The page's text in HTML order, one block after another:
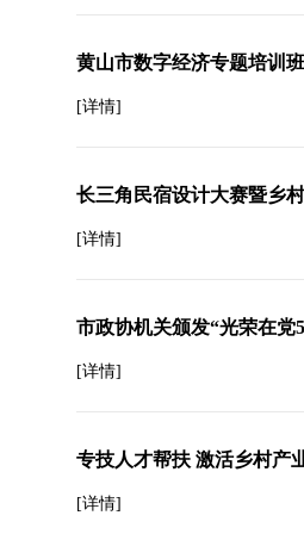
黄山市数字经济专题培训
[详情]
长三角民宿设计大赛暨乡
[详情]
市政协机关颁发“光荣在党
[详情]
专技人才帮扶 激活乡村产
[详情]